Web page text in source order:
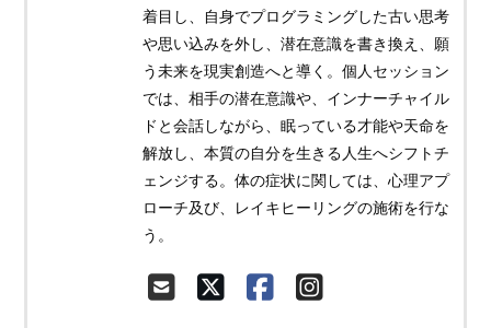
着目し、自身でプログラミングした古い思考
や思い込みを外し、潜在意識を書き換え、願
う未来を現実創造へと導く。個人セッション
では、相手の潜在意識や、インナーチャイル
ドと会話しながら、眠っている才能や天命を
解放し、本質の自分を生きる人生へシフトチ
ェンジする。体の症状に関しては、心理アプ
ローチ及び、レイキヒーリングの施術を行な
う。